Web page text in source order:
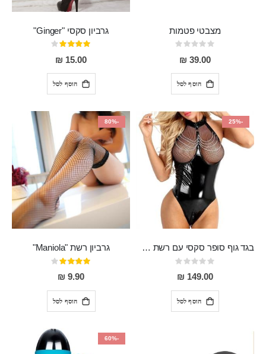
מצבטי פטמות
Rating:
0%
39.00 ₪
הוסף לסל
גרביון סקסי "Ginger"
דירוג:
80%
15.00 ₪
הוסף לסל
-25%
בגד גוף סופר סקסי עם רשת שקופה בחזה ושרשרות מלמעלה וריצרץ מלמטה Pan במפשעה
Rating:
0%
149.00 ₪
הוסף לסל
-80%
גרביון רשת "Maniola"
דירוג:
80%
9.90 ₪
הוסף לסל
-60%